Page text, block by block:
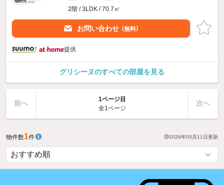
2階 / 3LDK / 70.7㎡
お問い合わせ （無料）
提供
グリシーヌのすべての部屋を見る
前へ
1ページ目
全1ページ
次へ
物件数1件 2026年05月11日更新